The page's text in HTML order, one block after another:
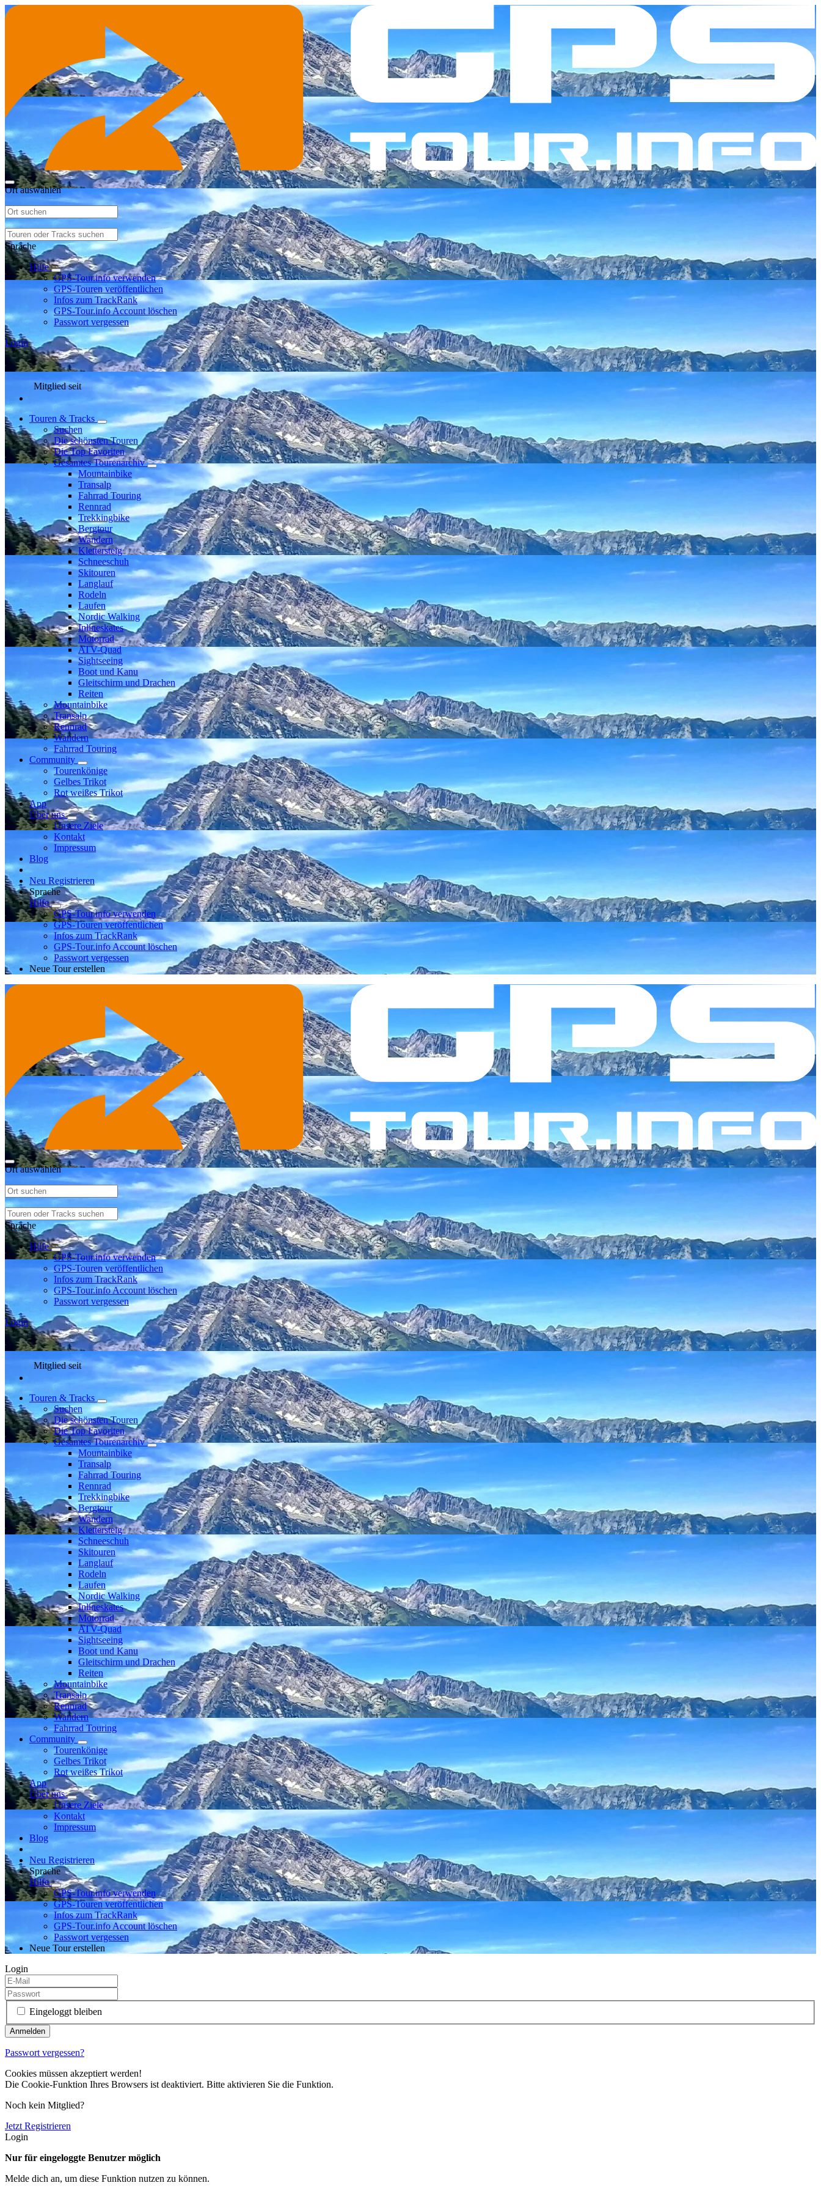
Ort auswählen
Sprache
Hilfe
GPS-Tour.info verwenden
GPS-Touren veröffentlichen
Infos zum TrackRank
GPS-Tour.info Account löschen
Passwort vergessen
Login
Mitglied seit
Touren & Tracks
Suchen
Die schönsten Touren
Die Top Favoriten
Gesamtes Tourenarchiv
Mountainbike
Transalp
Fahrrad Touring
Rennrad
Trekkingbike
Bergtour
Wandern
Klettersteig
Schneeschuh
Skitouren
Langlauf
Rodeln
Laufen
Nordic Walking
Inlineskates
Motorrad
ATV-Quad
Sightseeing
Boot und Kanu
Gleitschirm und Drachen
Reiten
Mountainbike
Transalp
Rennrad
Wandern
Fahrrad Touring
Community
Tourenkönige
Gelbes Trikot
Rot weißes Trikot
App
Über uns
Unsere Ziele
Kontakt
Impressum
Blog
Neu Registrieren
Sprache
Hilfe
GPS-Tour.info verwenden
GPS-Touren veröffentlichen
Infos zum TrackRank
GPS-Tour.info Account löschen
Passwort vergessen
Neue Tour erstellen
Ort auswählen
Sprache
Hilfe
GPS-Tour.info verwenden
GPS-Touren veröffentlichen
Infos zum TrackRank
GPS-Tour.info Account löschen
Passwort vergessen
Login
Mitglied seit
Touren & Tracks
Suchen
Die schönsten Touren
Die Top Favoriten
Gesamtes Tourenarchiv
Mountainbike
Transalp
Fahrrad Touring
Rennrad
Trekkingbike
Bergtour
Wandern
Klettersteig
Schneeschuh
Skitouren
Langlauf
Rodeln
Laufen
Nordic Walking
Inlineskates
Motorrad
ATV-Quad
Sightseeing
Boot und Kanu
Gleitschirm und Drachen
Reiten
Mountainbike
Transalp
Rennrad
Wandern
Fahrrad Touring
Community
Tourenkönige
Gelbes Trikot
Rot weißes Trikot
App
Über uns
Unsere Ziele
Kontakt
Impressum
Blog
Neu Registrieren
Sprache
Hilfe
GPS-Tour.info verwenden
GPS-Touren veröffentlichen
Infos zum TrackRank
GPS-Tour.info Account löschen
Passwort vergessen
Neue Tour erstellen
Login
Eingeloggt bleiben
Passwort vergessen?
Cookies müssen akzeptiert werden!
Die Cookie-Funktion Ihres Browsers ist deaktiviert. Bitte aktivieren Sie die Funktion.
Noch kein Mitglied?
Jetzt Registrieren
Login
Nur für eingeloggte Benutzer möglich
Melde dich an, um diese Funktion nutzen zu können.